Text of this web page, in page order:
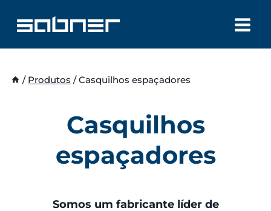
content
/ Produtos / Casquilhos espaçadores
Casquilhos
espaçadores
Somos um fabricante líder de